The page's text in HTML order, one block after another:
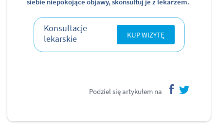
Konsultacje
lekarskie
KUP WIZYTĘ
Podziel się artykułem na